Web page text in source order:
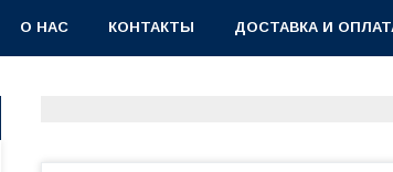
О НАС КОНТАКТЫ ДОСТАВКА И